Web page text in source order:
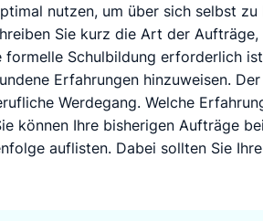
nutzen, um über sich selbst
Sie kurz die Art der
Schulbildung erforderlich
Erfahrungen hinzuweisen.
Werdegang. Welche
können Ihre bisherigen Aufträge
auflisten. Dabei sollten Sie